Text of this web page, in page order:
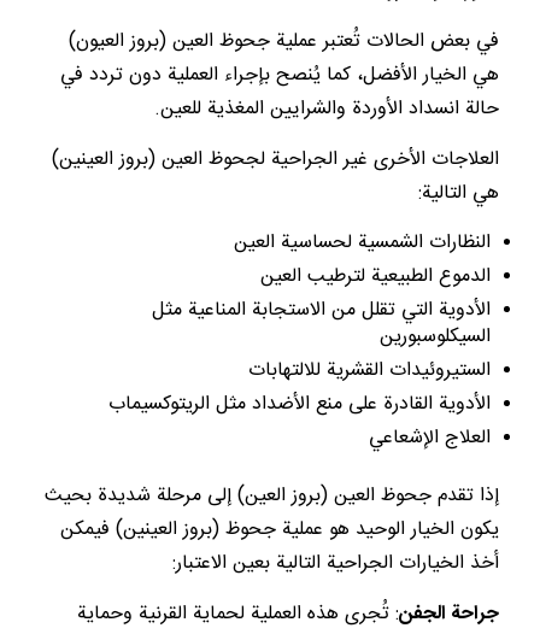
في بعض الحالات تُعتبر عملية جحوظ العين (بروز العيون)
هي الخيار الأفضل، كما يُنصح بإجراء العملية دون تردد في
حالة انسداد الأوردة والشرايين المغذية للعين.
العلاجات الأخرى غير الجراحية لجحوظ العين (بروز العينين)
هي التالية:
النظارات الشمسية لحساسية العين
الدموع الطبيعية لترطيب العين
الأدوية التي تقلل من الاستجابة المناعية مثل
السيكلوسبورين
الستيروئيدات القشرية للالتهابات
الأدوية القادرة على منع الأضداد مثل الريتوكسيماب
العلاج الإشعاعي
إذا تقدم جحوظ العين (بروز العين) إلى مرحلة شديدة بحيث
يكون الخيار الوحيد هو عملية جحوظ (بروز العينين) فيمكن
أخذ الخيارات الجراحية التالية بعين الاعتبار:
جراحة الجفن: تُجرى هذه العملية لحماية القرنية وحماية